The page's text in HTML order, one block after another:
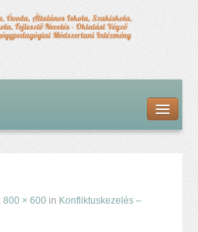
dokumentumai
800 × 600 in Konfliktuskezelés –